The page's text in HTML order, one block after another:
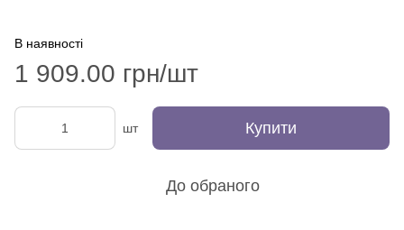
В наявності
1 909.00 грн/шт
шт Купити
До обраного